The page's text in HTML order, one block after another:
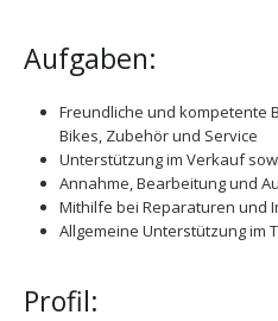
Aufgaben:
Freundliche und kompetente
Bikes, Zubehör und Service
Unterstützung im Verkauf
Annahme, Bearbeitung und
Mithilfe bei Reparaturen und
Allgemeine Unterstützung im
Profil: